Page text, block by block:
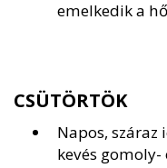
emelkedik a
CSÜTÖRTÖK
Napos,
kevés